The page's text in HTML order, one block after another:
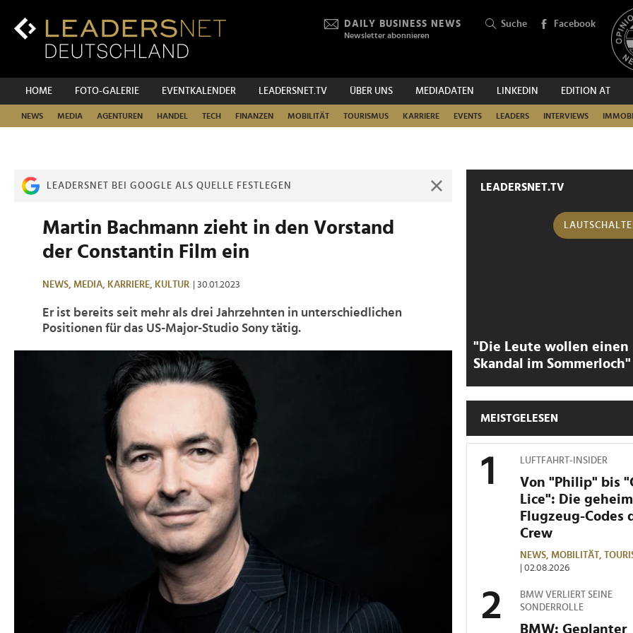
Inhalt
DAILY BUSINESS NEWS
Newsletter abonnieren
Suche Facebook
HOME FOTO-GALERIE EVENTKALENDER LEADERSNET.TV ÜBER UNS MEDIADATEN LINKEDIN EDITION AT
NEWS MEDIA AGENTUREN HANDEL TECH FINANZEN MOBILITÄT TOURISMUS KARRIERE EVENTS LEADERS INTERVIEWS
SUCHEN
LEADERSNET BEI GOOGLE ALS QUELLE FESTLEGEN
Martin Bachmann zieht in den Vorstand
der Constantin Film ein
NEWS, MEDIA, KARRIERE, KULTUR | 30.01.2023
Er ist bereits seit mehr als drei Jahrzehnten in unterschiedlichen
Positionen für das US-Major-Studio Sony tätig.
LEADERSNET.TV
"Die Leute wollen einen
Skandal im Sommerloch"
MEISTGELESEN
LUFTFAHRT-INSIDER
Von "Philip" bis
Lice": Die
Flugzeug-Codes
Crew
NEWS, MOBILITÄT,
| 02.08.2026
BMW VERLIERT SEINE
SONDERROLLE
BMW: Geplanter